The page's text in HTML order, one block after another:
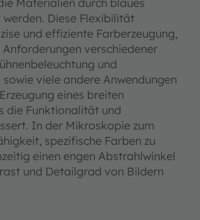
Diese Flexibilität
und effiziente Farberzeugung,
verschiedener
und
viele andere Anwendungen
eines breiten
die Funktionalität und
In der Mikroskopie zum
spezifische Farben zu
einen engen Abstrahlwinkel
und Detailgrad von Bildern